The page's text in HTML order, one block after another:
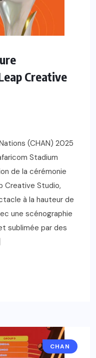
Creative
(CHAN) 2025
Stadium
de la cérémonie
Creative Studio,
à la hauteur de
une scénographie
sublimée par des
CHAN